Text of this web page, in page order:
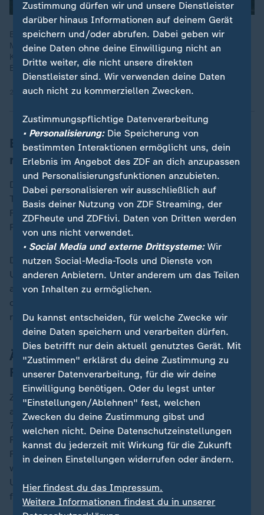
Bei Lufthansa dürfen künftig bei Kurz- und
Mittelstreckenflügen keine kostenlosen Koffer mehr mit in die
Kabine genommen werden. Die Koffer sollen mindestens 15
Euro Aufpreis kosten.
23.04.2026 | 0:24 min
Boeing soll nach Untersuchung
repariert werden
Das betroffene Flugzeug wurde inzwischen zum
Technik-Gelände geschleppt. Auswirkungen auf den
Flugbetrieb gab es nach Angaben des
Flughafenbetreibers Fraport am Freitag keine.
Die Bundesstelle für Flugunfalluntersuchung habe die
Untersuchung des Vorfalls bereits am Donnerstag
aufgenommen, teilte Lufthansa mit. Nach Abschluss
der Untersuchungen soll die Boeing 787 demnach
repariert werden.
Ähnlicher Vorfall 2021 am Londoner
Flughafen
Zu einem ähnlichen Vorfall kam es auch im Juni 2021
am Londoner Flughafen Heathrow mit einer Boeing
787-8. Während der Vorbereitungen für einen
Frachtflug nach Frankfurt am Main war die Nase des
Flugzeuges auf den Boden gekracht, zwei Personen
wurden leicht verletzt. Damals ergaben
Untersuchungen, dass ein Verriegelungsstift an
falscher Stelle eingesetzt worden war.
Zustimmung dürfen wir und unsere Dienstleister
darüber hinaus Informationen auf deinem Gerät
speichern und/oder abrufen. Dabei geben wir
deine Daten ohne deine Einwilligung nicht an
Dritte weiter, die nicht unsere direkten
Dienstleister sind. Wir verwenden deine Daten
auch nicht zu kommerziellen Zwecken.
Zustimmungspflichtige Datenverarbeitung
• Personalisierung:Die Speicherung von
bestimmten Interaktionen ermöglicht uns, dein
Erlebnis im Angebot des ZDF an dich anzupassen
und Personalisierungsfunktionen anzubieten.
Dabei personalisieren wir ausschließlich auf
Basis deiner Nutzung von ZDF Streaming, der
ZDFheute und ZDFtivi. Daten von Dritten werden
von uns nicht verwendet.
• Social Media und externe Drittsysteme:Wir
nutzen Social-Media-Tools und Dienste von
anderen Anbietern. Unter anderem um das Teilen
von Inhalten zu ermöglichen.
Du kannst entscheiden, für welche Zwecke wir
deine Daten speichern und verarbeiten dürfen.
Dies betrifft nur dein aktuell genutztes Gerät. Mit
"Zustimmen" erklärst du deine Zustimmung zu
unserer Datenverarbeitung, für die wir deine
Einwilligung benötigen. Oder du legst unter
"Einstellungen/Ablehnen" fest, welchen
Zwecken du deine Zustimmung gibst und
welchen nicht. Deine Datenschutzeinstellungen
kannst du jederzeit mit Wirkung für die Zukunft
in deinen Einstellungen widerrufen oder ändern.
Hier findest du das Impressum.
Weitere Informationen findest du in unserer